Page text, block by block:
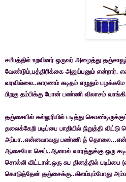
சமீபத்தில் உறவினர் ஒருவர் அழைத்து
வேண்டும்,பத்திரிக்கை அனுப்பனும் என்றார்.
வரவில்லை..காரணம் கடிதம் எழுதும் பழக்கமே
பிறகு தம்பிக்கு போன் பண்ணி விலாசம்
தஞ்சையில் கல்லுரியில் படித்து
தலைக்கேறி படிப்பை பாதியில் நிறுத்தி
அப்பா..என்னவாவது பண்ணி த்
ஆசையோ செய்..ஆனால் வாரத்துக்கு ஒரு
சொல்லி விட்டாள்.ஒரு சுப தினத்தில் படிப்பை
கொடுத்தேன் தஞ்சைக்கு..கிளம்பும்போது